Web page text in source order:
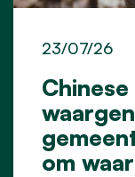
om
23/07/26